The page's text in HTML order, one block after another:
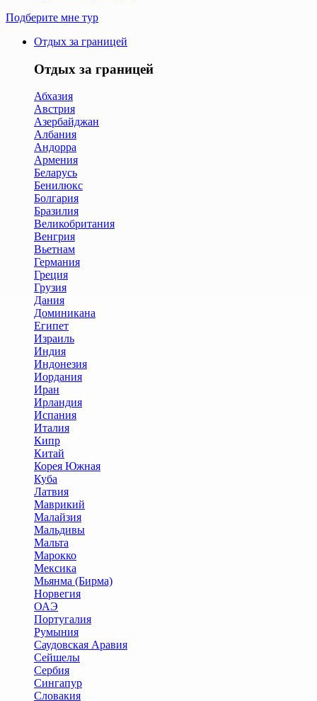
Подберите мне тур
Отдых за границей
Отдых за границей
Абхазия
Австрия
Азербайджан
Албания
Андорра
Армения
Беларусь
Бенилюкс
Болгария
Бразилия
Великобритания
Венгрия
Вьетнам
Германия
Греция
Грузия
Дания
Доминикана
Египет
Израиль
Индия
Индонезия
Иордания
Иран
Ирландия
Испания
Италия
Кипр
Китай
Корея Южная
Куба
Латвия
Маврикий
Малайзия
Мальдивы
Мальта
Марокко
Мексика
Мьянма (Бирма)
Норвегия
ОАЭ
Португалия
Румыния
Саудовская Аравия
Сейшелы
Сербия
Сингапур
Словакия